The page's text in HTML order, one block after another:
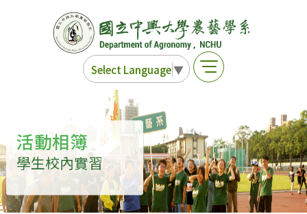
Select Language▼
活動相簿
學生校內實習